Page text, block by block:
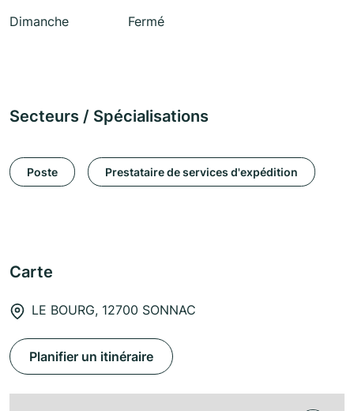
Dimanche
Fermé
Secteurs / Spécialisations
Poste Prestataire de services d'expédition
Carte
LE BOURG, 12700 SONNAC
Planifier un itinéraire